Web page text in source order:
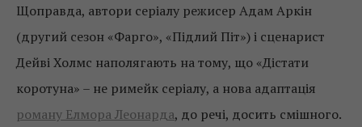
Щоправда, автори серіалу режисер Адам Аркін
(другий сезон «Фарго», «Підлий Піт») і сценарист
Дейві Холмс наполягають на тому, що «Дістати
коротуна» – не римейк серіалу, а нова адаптація
роману Елмора Леонарда, до речі, досить смішного.